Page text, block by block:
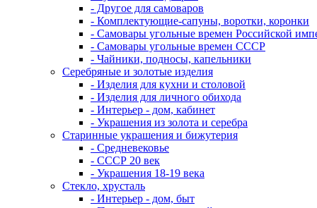
- Другое для самоваров
- Комплектующие-сапуны, воротки, коронки
- Самовары угольные времен Российской
- Самовары угольные времен СССР
- Чайники, подносы, капельники
Серебряные и золотые изделия
- Изделия для кухни и столовой
- Изделия для личного обихода
- Интерьер - дом, кабинет
- Украшения из золота и серебра
Старинные украшения и бижутерия
- Средневековье
- СССР 20 век
- Украшения 18-19 века
Стекло, хрусталь
- Интерьер - дом, быт